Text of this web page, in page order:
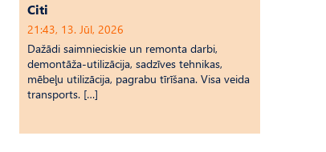
Citi
21:43, 13. Jūl, 2026
Dažādi saimnieciskie un remonta darbi,
demontāža-utilizācija, sadzīves tehnikas,
mēbeļu utilizācija, pagrabu tīrīšana. Visa veida
transports. […]